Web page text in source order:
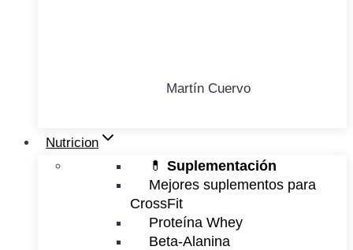
Martín Cuervo
Nutricion
💊 Suplementación
Mejores suplementos para
CrossFit
Proteína Whey
Beta-Alanina